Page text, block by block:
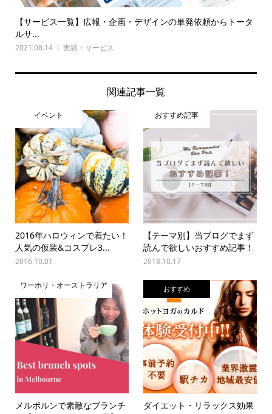
【サービス一覧】広報・企画・デザインの単発依頼からトータ
ルサ...
2021.08.14 実績・サービス
関連記事一覧
イベント
2016年ハロウィンで着たい！
人気の仮装&コスプレ3...
2016.10.01
おすすめ記事
【テーマ別】当ブログでまず
読んで欲しいおすすめ記事！
2018.10.17
ワーホリ・オーストラリア
メルボルンで素敵なブランチ
おすすめ
ダイエット・リラックス効果